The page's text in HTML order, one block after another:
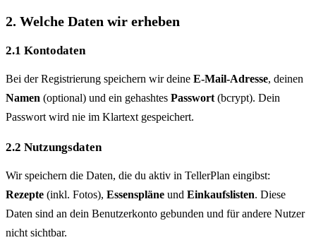
2. Welche Daten wir erheben
2.1 Kontodaten
Bei der Registrierung speichern wir deine E-Mail-Adresse, deinen
Namen (optional) und ein gehashtes Passwort (bcrypt). Dein
Passwort wird nie im Klartext gespeichert.
2.2 Nutzungsdaten
Wir speichern die Daten, die du aktiv in TellerPlan eingibst:
Rezepte (inkl. Fotos), Essenspläne und Einkaufslisten. Diese
Daten sind an dein Benutzerkonto gebunden und für andere Nutzer
nicht sichtbar.